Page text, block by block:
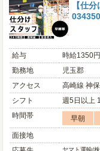
【仕
給与
時給1350円
勤務地
児玉郡
アクセス
高崎線 神
シフト
週5日以上
時間帯
早朝
面接地
ヤマト運輸(